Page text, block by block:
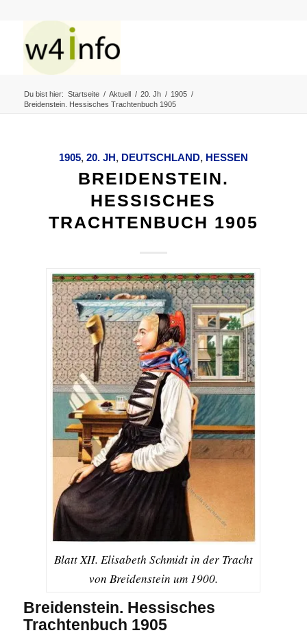
Du bist hier: Startseite / Aktuell / 20. Jh / 1905 /
Breidenstein. Hessisches Trachtenbuch 1905
1905, 20. JH, DEUTSCHLAND, HESSEN
BREIDENSTEIN.
HESSISCHES
TRACHTENBUCH 1905
Blatt XII. Elisabeth Schmidt in der Tracht
von Breidenstein um 1900.
Breidenstein. Hessisches
Trachtenbuch 1905